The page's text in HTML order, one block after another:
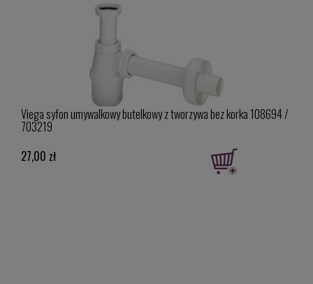
Viega syfon umywalkowy butelkowy z tworzywa bez korka 108694 /
703219
27,00 zł